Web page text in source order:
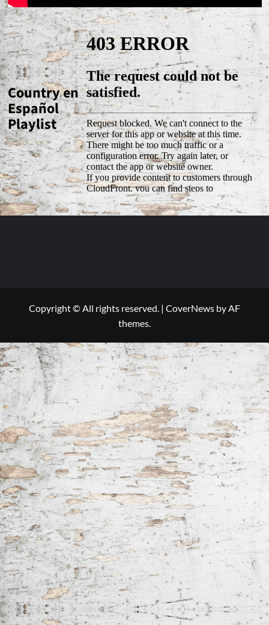
Country en
Español
Playlist
Copyright © All rights reserved. | CoverNews by AF
themes.